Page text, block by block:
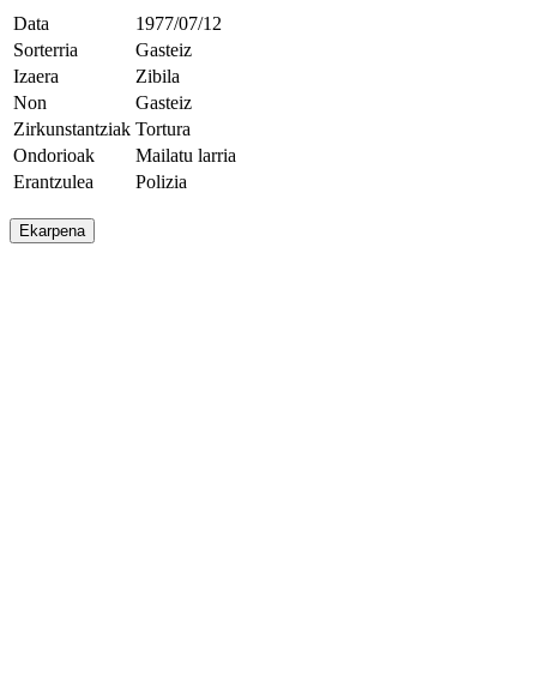
Data
1977/07/12
Sorterria
Gasteiz
Izaera
Zibila
Non
Gasteiz
Zirkunstantziak Tortura
Ondorioak
Mailatu larria
Erantzulea
Polizia